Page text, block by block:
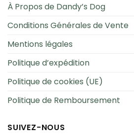
À Propos de Dandy’s Dog
Conditions Générales de Vente
Mentions légales
Politique d’expédition
Politique de cookies (UE)
Politique de Remboursement
SUIVEZ-NOUS